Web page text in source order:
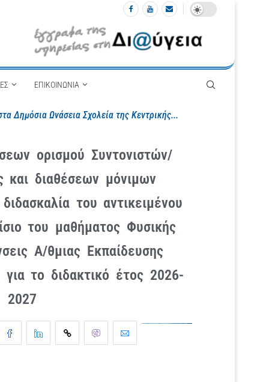
ΕΠΙΚΟΙΝΩΝΙΑ
Δημόσια Ωνάσεια Σχολεία της Κεντρικής...
ορισμού Συντονιστών/
και διαθέσεων μόνιμων
του αντικειμένου
του μαθήματος Φυσικής
Α/θμιας Εκπαίδευσης
το διδακτικό έτος 2026-
2027